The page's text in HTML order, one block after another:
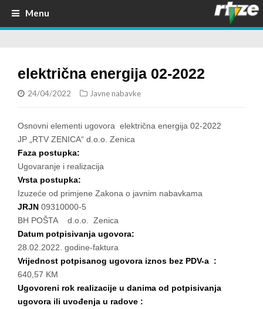
Menu
električna energija 02-2022
24/04/2022 Javne nabavke
Osnovni elementi ugovora električna energija 02-2022
JP „RTV ZENICA“ d.o.o. Zenica
Faza postupka:
Ugovaranje i realizacija
Vrsta postupka:
Izuzeće od primjene Zakona o javnim nabavkama
JRJN 09310000-5
BH POŠTA d.o.o. Zenica
Datum potpisivanja ugovora:
28.02.2022. godine-faktura
Vrijednost potpisanog ugovora iznos bez PDV-a :
640,57 KM
Ugovoreni rok realizacije u danima od potpisivanja
ugovora ili uvođenja u radove :